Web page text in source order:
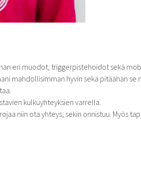
eri muodot, triggerpistehoidot sekä
mahdollisimman hyvin sekä pitäähän
kulkuyhteyksien varrella.
niin ota yhteys, sekin onnistuu. Myös